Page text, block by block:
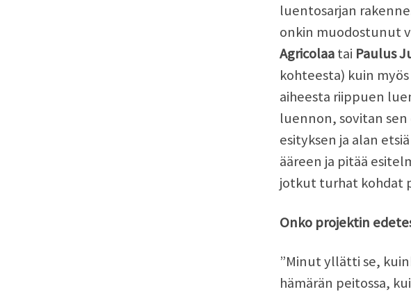
luentosarjan
onkin muodostunut
Agricolaatai Paulus
kohteesta) kuin
aiheesta riippuen
luennon, sovitan
esityksen ja alan
ääreen ja pitää
jotkut turhat kohdat
Onko projektin
”Minut yllätti se,
hämärän peitossa,